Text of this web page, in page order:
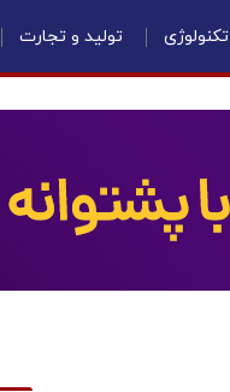
تکنولوژی تولید و تجارت